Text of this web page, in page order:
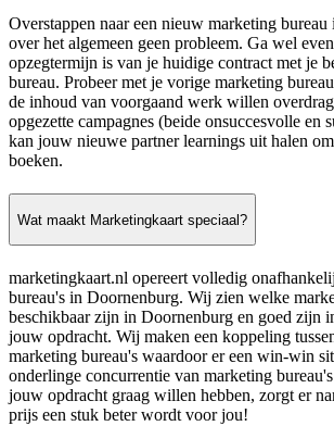
Overstappen naar een nieuw marketing
over het algemeen geen probleem. Ga wel
opzegtermijn is van je huidige contract met je
bureau. Probeer met je vorige marketing
de inhoud van voorgaand werk willen
opgezette campagnes (beide onsuccesvolle en
kan jouw nieuwe partner learnings uit halen
boeken.
Wat maakt Marketingkaart speciaal?
marketingkaart.nl opereert volledig
bureau's in Doornenburg. Wij zien welke
beschikbaar zijn in Doornenburg en goed zijn
jouw opdracht. Wij maken een koppeling
marketing bureau's waardoor er een win-win
onderlinge concurrentie van marketing
jouw opdracht graag willen hebben, zorgt er
prijs een stuk beter wordt voor jou!